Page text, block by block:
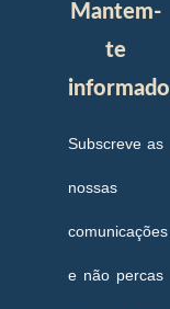
Mantem-
te
informado
Subscreve as
nossas
comunicações
e não percas